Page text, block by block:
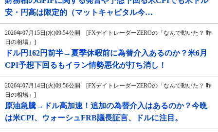
安・円高は限定的（マットキャピタル今…
2026年07月15日(水)09:54公開 [FXデイトレーダーZEROの「なんで動いた？ 昨
日の相場」]
ドル円162円前半→夏季休暇前に為替介入あるのか？米6月
CPI予想下回るもイラン情勢悪化が打ち消し！
2026年07月14日(火)09:56公開 [FXデイトレーダーZEROの「なんで動いた？ 昨
日の相場」]
原油急騰→ドル高加速！追加の為替介入はあるのか？今晩
は米CPI、ウォーシュFRB議長証言、ドルに注目。